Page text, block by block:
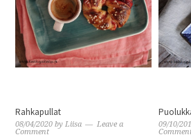
Rahkapullat
08/04/2020 byLiisa
Leave a
Comment
09/10/